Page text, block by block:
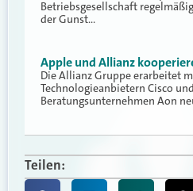
Betriebsgesellschaft
der Gunst…
Apple und Allianz
Die Allianz Gruppe erarbeitet
Technologieanbietern Cisco
Beratungsunternehmen Aon
Teilen: